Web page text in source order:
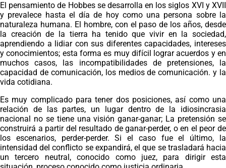
El pensamiento de Hobbes se desarrolla en los siglos XVI y XVII
y prevalece hasta el día de hoy como una persona sobre la
naturaleza humana. El hombre, con el paso de los años, desde
la creación de la tierra ha tenido que vivir en la sociedad,
aprendiendo a lidiar con sus diferentes capacidades, intereses
y conocimientos; esta forma es muy difícil lograr acuerdos y en
muchos casos, las incompatibilidades de pretensiones, la
capacidad de comunicación, los medios de comunicación. y la
vida cotidiana.
Es muy complicado para tener dos posiciones, así como una
relación de las partes, un lugar dentro de la idiosincrasia
nacional no se tiene una visión ganar-ganar; La pretensión se
construirá a partir del resultado de ganar-perder, o en el peor de
los escenarios, perder-perder.Si el caso fue el último, la
intensidad del conflicto se expandirá, el que se trasladará hacia
un tercero neutral, conocido como juez, para dirigir esta